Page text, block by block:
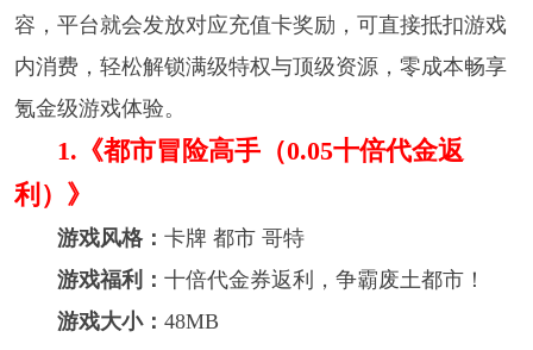
容，平台就会发放对应充值卡奖励，可直接抵扣游戏
内消费，轻松解锁满级特权与顶级资源，零成本畅享
氪金级游戏体验。
1.《都市冒险高手（0.05十倍代金返
利）》
游戏风格： 卡牌 都市 哥特
游戏福利： 十倍代金券返利，争霸废土都市！
游戏大小： 48MB